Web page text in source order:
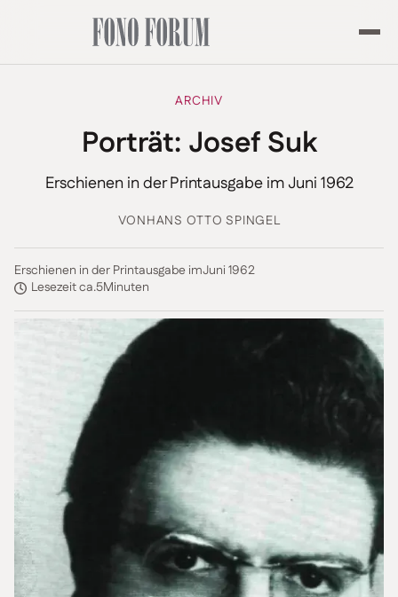
ARCHIV
Porträt: Josef Suk
Erschienen in der Printausgabe im Juni 1962
VONHANS OTTO SPINGEL
Erschienen in der Printausgabe imJuni 1962
Lesezeit ca.5Minuten